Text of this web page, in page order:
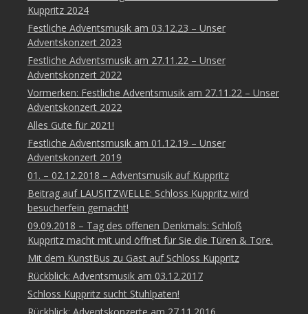
Kuppritz 2024
Festliche Adventsmusik am 03.12.23 – Unser
Adventskonzert 2023
Festliche Adventsmusik am 27.11.22 – Unser
Adventskonzert 2022
Vormerken: Festliche Adventsmusik am 27.11.22 – Unser
Adventskonzert 2022
Alles Gute für 2021!
Festliche Adventsmusik am 01.12.19 – Unser
Adventskonzert 2019
01. – 02.12.2018 – Adventsmusik auf Kuppritz
Beitrag auf LAUSITZWELLE: Schloss Kuppritz wird
besucherfein gemacht!
09.09.2018 – Tag des offenen Denkmals: Schloß
Kuppritz macht mit und öffnet für Sie die Türen & Tore.
Mit dem KunstBus zu Gast auf Schloss Kuppritz
Rückblick: Adventsmusik am 03.12.2017
Schloss Kuppritz sucht Stuhlpaten!